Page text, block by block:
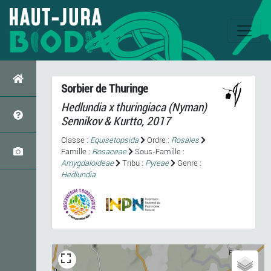
Sorbier de Thuringe
Hedlundiaxthuringiaca(Nyman)
Sennikov & Kurtto, 2017
Classe : Equisetopsida Ordre : Rosales
Famille : Rosaceae
Sous-Famille :
Amygdaloideae
Tribu : Pyreae
Genre :
Hedlundia